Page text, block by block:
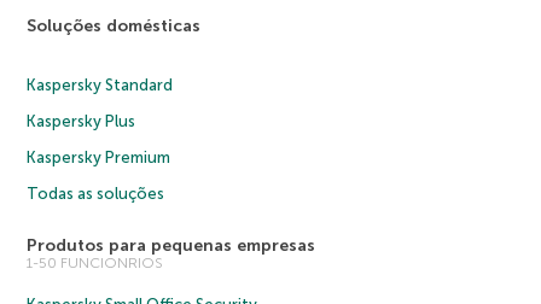
Soluções domésticas
Kaspersky Standard
Kaspersky Plus
Kaspersky Premium
Todas as soluções
Produtos para pequenas empresas
1-50 FUNCIONRIOS